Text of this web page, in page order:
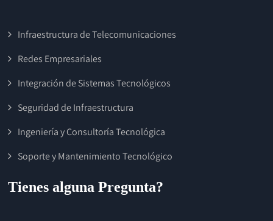
Infraestructura de Telecomunicaciones
Redes Empresariales
Integración de Sistemas Tecnológicos
Seguridad de Infraestructura
Ingeniería y Consultoría Tecnológica
Soporte y Mantenimiento Tecnológico
Tienes alguna Pregunta?